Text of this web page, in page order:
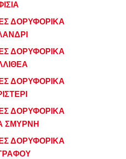
ΔΟΡΥΦΟΡΙΚΑ
ΔΟΡΥΦΟΡΙΚΑ
ΔΟΡΥΦΟΡΙΚΑ
ΔΟΡΥΦΟΡΙΚΑ
ΣΜΥΡΝΗ
ΔΟΡΥΦΟΡΙΚΑ